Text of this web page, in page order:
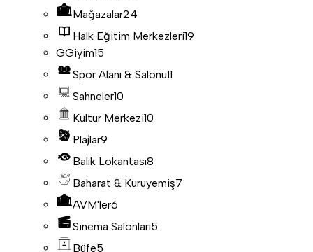
Mağazalar24
Halk Eğitim Merkezleri19
GGiyim15
Spor Alanı & Salonu11
Sahneler10
Kültür Merkezi10
Plajlar9
Balık Lokantası8
Baharat & Kuruyemiş7
AVM'ler6
Sinema Salonları5
Büfe5